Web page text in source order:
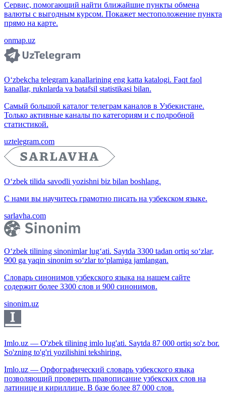
Сервис, помогающий найти ближайшие пункты обмена
валюты с выгодным курсом. Покажет местоположение пункта
прямо на карте.
onmap.uz
O‘zbekcha telegram kanallarining eng katta katalogi. Faqt faol
kanallar, ruknlarda va batafsil statistikasi bilan.
Самый большой каталог телеграм каналов в Узбекистане.
Только активные каналы по категориям и с подробной
статистикой.
uztelegram.com
O‘zbek tilida savodli yozishni biz bilan boshlang.
С нами вы научитесь грамотно писать на узбекском языке.
sarlavha.com
O‘zbek tilining sinonimlar lug‘ati. Saytda 3300 tadan ortiq so‘zlar,
900 ga yaqin sinonim so‘zlar to‘plamiga jamlangan.
Словарь синонимов узбекского языка на нашем сайте
содержит более 3300 слов и 900 синонимов.
sinonim.uz
Imlo.uz — O'zbek tilining imlo lug'ati. Saytda 87 000 ortiq so'z bor.
So'zning to'g'ri yozilishini tekshiring.
Imlo.uz — Орфографический словарь узбекского языка
позволяющий проверить правописание узбекских слов на
латинице и кириллице. В базе более 87 000 слов.